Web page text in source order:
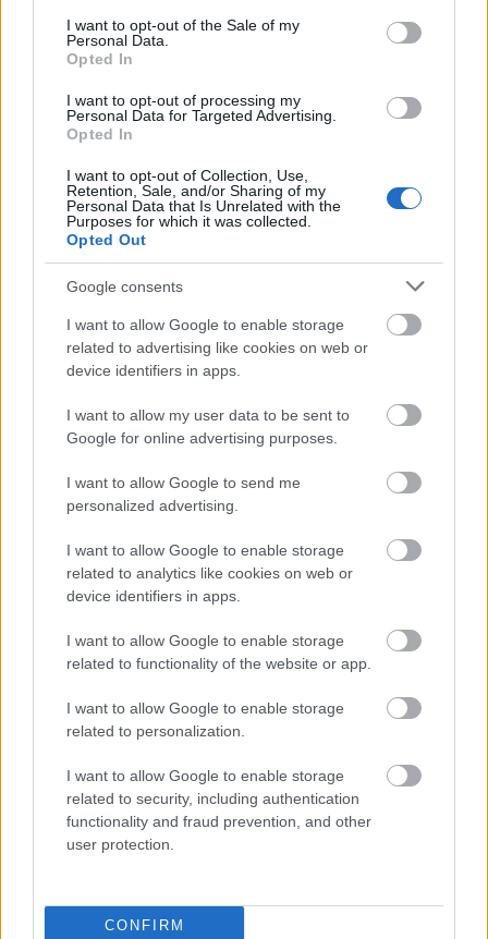
consent section.
I want to opt-out of the Sale of my
Personal Data.
Opted In
I want to opt-out of processing my
Personal Data for Targeted Advertising.
Opted In
I want to opt-out of Collection, Use,
Retention, Sale, and/or Sharing of my
Personal Data that Is Unrelated with the
Purposes for which it was collected.
Opted Out
Google consents
I want to allow Google to enable storage
related to advertising like cookies on web or
device identifiers in apps.
I want to allow my user data to be sent to
Google for online advertising purposes.
I want to allow Google to send me
personalized advertising.
I want to allow Google to enable storage
related to analytics like cookies on web or
device identifiers in apps.
I want to allow Google to enable storage
related to functionality of the website or app.
I want to allow Google to enable storage
related to personalization.
I want to allow Google to enable storage
related to security, including authentication
functionality and fraud prevention, and other
user protection.
CONFIRM
ettük a rock and rollt” – Sziget-
sztorik: Tankcsapda
soostamas•2026. augusztus 02.
Új podcastsorozatunkban
zenészek mesélnek arról,
hogy mit jelent nekik a Sziget. Ezúttal a Tankcsapda,
akiknek a neve az első 20 évben ...
A Sziget zárókoncertje idén jubileumi
ünnep lesz
srecorder•2026. augusztus 01.
Augusztus 16-án hajnali 1 és 3 óra között ismét
Müller Péter Sziámi és vendégei búcsúztatják a
Szigetet. Az immár hagyománnyá vált ...